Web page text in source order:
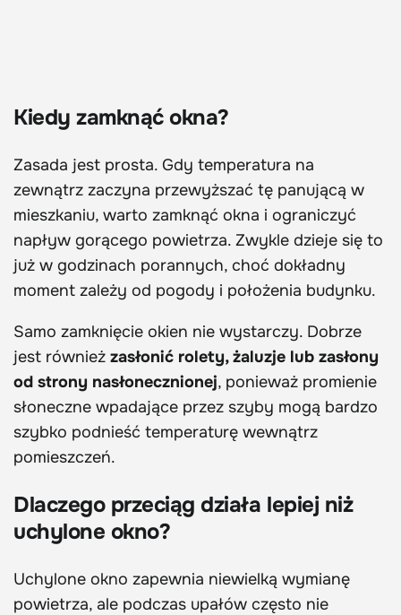
Kiedy zamknąć okna?
Zasada jest prosta. Gdy temperatura na
zewnątrz zaczyna przewyższać tę panującą w
mieszkaniu, warto zamknąć okna i ograniczyć
napływ gorącego powietrza. Zwykle dzieje się to
już w godzinach porannych, choć dokładny
moment zależy od pogody i położenia budynku.
Samo zamknięcie okien nie wystarczy. Dobrze
jest również zasłonić rolety, żaluzje lub zasłony
od strony nasłonecznionej, ponieważ promienie
słoneczne wpadające przez szyby mogą bardzo
szybko podnieść temperaturę wewnątrz
pomieszczeń.
Dlaczego przeciąg działa lepiej niż
uchylone okno?
Uchylone okno zapewnia niewielką wymianę
powietrza, ale podczas upałów często nie